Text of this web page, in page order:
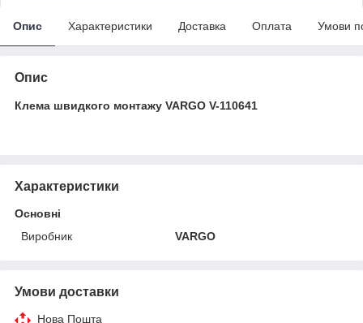
Опис Характеристики Доставка Оплата Умови
Опис
Клема швидкого монтажу VARGO V-110641
Характеристики
Основні
Виробник
VARGO
Умови доставки
Нова Пошта